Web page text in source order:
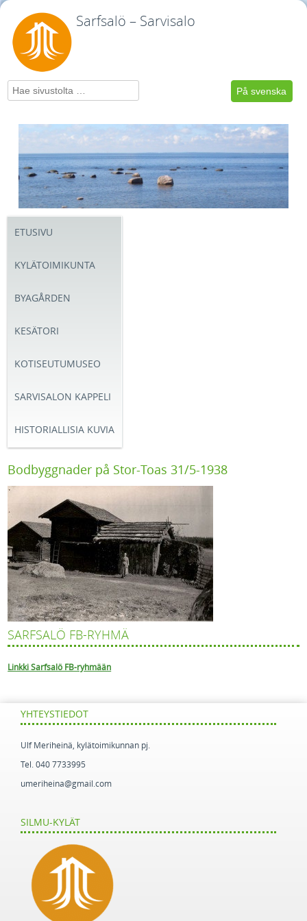
Sarfsalö – Sarvisalo
På svenska
Hae
ETUSIVU
KYLÄTOIMIKUNTA
BYAGÅRDEN
KESÄTORI
KOTISEUTUMUSEO
SARVISALON KAPPELI
HISTORIALLISIA KUVIA
Bodbyggnader på Stor-Toas 31/5-1938
SARFSALÖ FB-RYHMÄ
Linkki Sarfsalö FB-ryhmään
YHTEYSTIEDOT
Ulf Meriheinä, kylätoimikunnan pj.
Tel. 040 7733995
umeriheina@gmail.com
SILMU-KYLÄT